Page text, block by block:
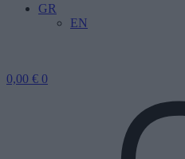
GR
EN
0,00 € 0